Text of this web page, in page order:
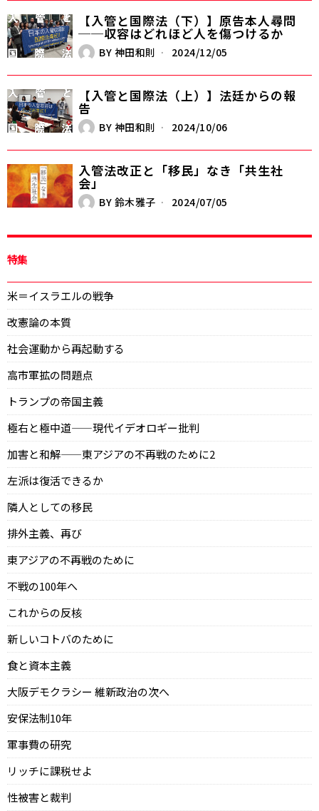
【入管と国際法（下）】原告本人尋問
──収容はどれほど人を傷つけるか
BY 神田和則 2024/12/05
【入管と国際法（上）】法廷からの報
告
BY 神田和則 2024/10/06
入管法改正と「移民」なき「共生社
会」
BY 鈴木雅子 2024/07/05
特集
米＝イスラエルの戦争
改憲論の本質
社会運動から再起動する
高市軍拡の問題点
トランプの帝国主義
極右と極中道——現代イデオロギー批判
加害と和解——東アジアの不再戦のために2
左派は復活できるか
隣人としての移民
排外主義、再び
東アジアの不再戦のために
不戦の100年へ
これからの反核
新しいコトバのために
食と資本主義
大阪デモクラシー 維新政治の次へ
安保法制10年
軍事費の研究
リッチに課税せよ
性被害と裁判